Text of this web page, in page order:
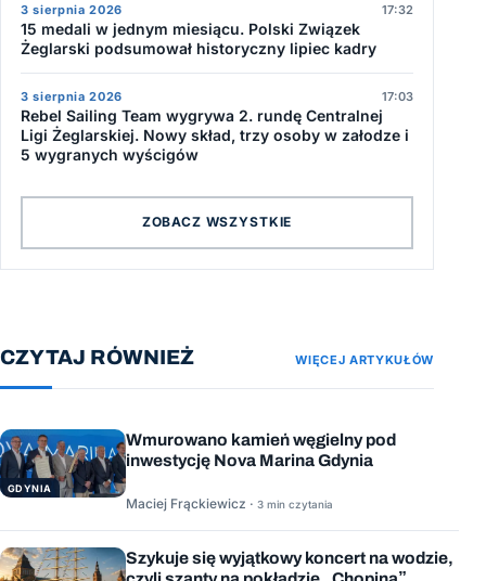
3 sierpnia 2026 17:32
15 medali w jednym miesiącu. Polski Związek
Żeglarski podsumował historyczny lipiec kadry
3 sierpnia 2026 17:03
Rebel Sailing Team wygrywa 2. rundę Centralnej
Ligi Żeglarskiej. Nowy skład, trzy osoby w załodze i
5 wygranych wyścigów
ZOBACZ WSZYSTKIE
CZYTAJ RÓWNIEŻ WIĘCEJ ARTYKUŁÓW
GDYNIA
Wmurowano kamień węgielny pod
inwestycję Nova Marina Gdynia
Maciej Frąckiewicz · 3 min czytania
Szykuje się wyjątkowy koncert na wodzie,